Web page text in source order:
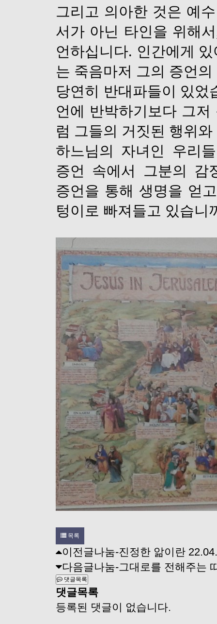
그리고 의아한 것은 예
서가 아닌 타인을 위해서
언하십니다. 인간에게
는 죽음마저 그의 증언
당연히 반대파들이 있었
언에 반박하기보다 그
럼 그들의 거짓된 행위
하느님의 자녀인 우리
증언 속에서 그분의 감
증언을 통해 생명을 얻
텅이로 빠져들고 있습니
목록
이전글나눔-진정한 앎이란
다음글나눔-그대로를 전해주는
댓글목록
댓글목록
등록된 댓글이 없습니다.